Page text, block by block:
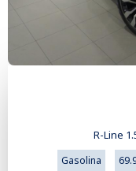
R-Line
Gasolina